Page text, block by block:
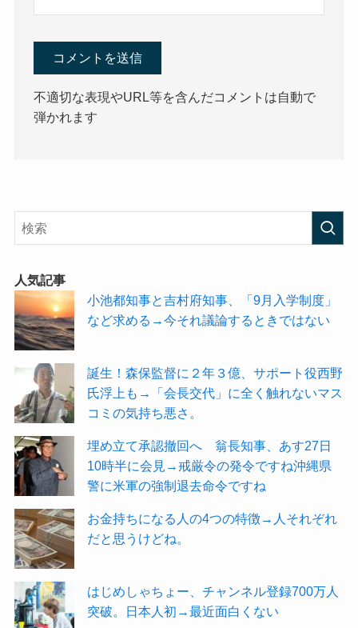
不適切な表現やURL等を含んだコメントは自動で
弾かれます
人気記事
小池都知事と吉村府知事、「9月入学制度」
など求める→今それ議論するときではない
誕生！森保監督に２年３億、サポート役西野
氏浮上も→「会長交代」に全く触れないマス
コミの気持ち悪さ。
埋め立て承認撤回へ 翁長知事、あす27日
10時半に会見→戒厳令の発令ですね沖縄県
警に米軍の強制退去命令ですね
お金持ちになる人の4つの特徴→人それぞれ
だと思うけどね。
はじめしゃちょー、チャンネル登録700万人
突破。日本人初→最近面白くない